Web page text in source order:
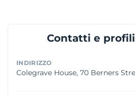
Contatti e
INDIRIZZO
Colegrave House, 70 Berners